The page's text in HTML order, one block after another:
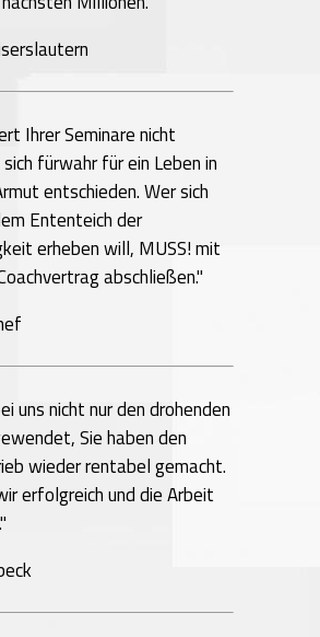
Ihrer Seminare nicht
fürwahr für ein Leben in
entschieden. Wer sich
Ententeich der
erheben will, MUSS! mit
abschließen."
uns nicht nur den drohenden
Sie haben den
wieder rentabel gemacht.
erfolgreich und die Arbeit